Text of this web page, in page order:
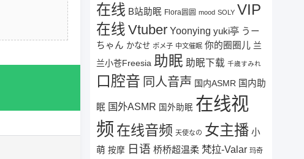
在线 B站助眠 Flora圆圆 mood SOLY VIP
在线 Vtuber Yoonying yuki亭 うー
ちゃん かなせ ポメ子 中文催眠 你的圈圈儿 兰
兰小苍Freesia 助眠 助眠下载 千歳すみれ
口腔音 同人音声 国内ASMR 国内助
眠 国外ASMR 国外助眠 在线视
频 在线音频 天使なの 女主播 小
萌 按摩 日语 桥桥超温柔 梵拉-Valar 玛奇